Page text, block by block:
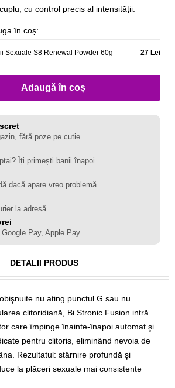
cu control precis al intensității.
în coș:
Sexuale S8 Renewal Powder 60g 27 Lei
Adaugă în coș
fără poze pe cutie
Îți primești banii înapoi
dacă apare vreo problemă
la adresă
Pay, Apple Pay
DETALII PRODUS
nu ating punctul G sau nu
clitoridiană, Bi Stronic Fusion intră
care împinge înainte-înapoi automat şi
pentru clitoris, eliminând nevoia de
Rezultatul: stârnire profundă şi
la plăceri sexuale mai consistente